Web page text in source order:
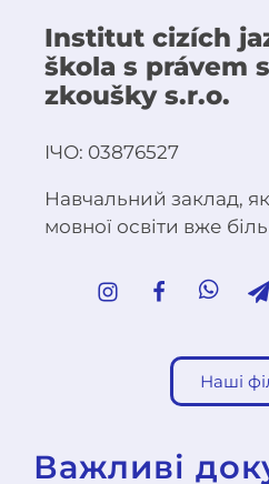
Institut cizích
škola s právem
zkoušky s.r.o.
ІЧО: 03876527
Навчальний заклад,
мовної освіти вже
Наші
Важливі